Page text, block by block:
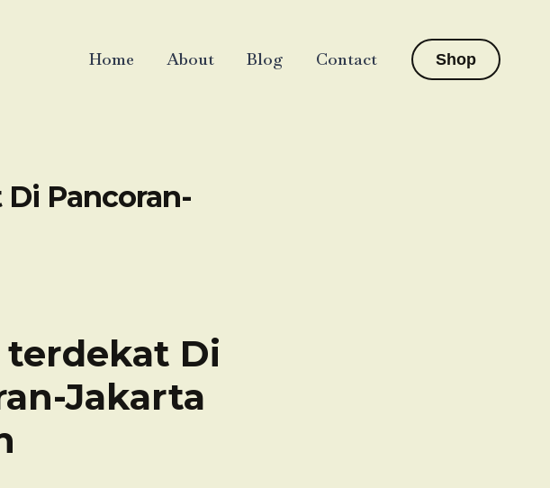
Home About Blog Contact Shop
Pancoran-
terdekat Di
Jakarta